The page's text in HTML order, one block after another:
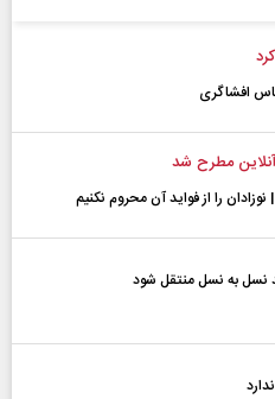
افشاگری
مطرح شد
را از فواید آن محروم نکنیم
نسل به نسل منتقل شود